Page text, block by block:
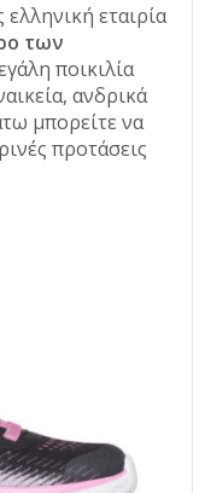
εταιρία
των
ποικιλία
ανδρικά
μπορείτε να
προτάσεις